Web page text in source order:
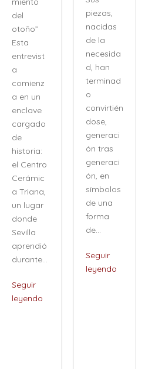
piezas,
nacidas
de la
necesida
d, han
terminad
o
convirtién
dose,
generaci
ón tras
generaci
ón, en
símbolos
de una
forma
de...
Seguir
las
certezas:
sin
esfuerzo,
sin
distancia,
naturalid
ad que
desconci
erta. Su
pertenec
e al
pasado,
sino a
una
de...